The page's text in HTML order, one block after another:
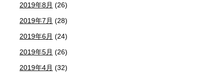
2019年8月 (26)
2019年7月 (28)
2019年6月 (24)
2019年5月 (26)
2019年4月 (32)